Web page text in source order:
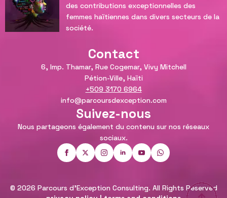
des contributions exceptionnelles des
femmes haïtiennes dans divers secteurs de la
société.
Contact
6, Imp. Thamar, Rue Cogemar, Vivy Mitchell
Pétion-Ville, Haïti
+509 3170 6964
info@parcoursdexception.com
Suivez-nous
Nous partageons également du contenu sur nos réseaux
sociaux.
© 2026 Parcours d'Exception Consulting. All Rights Reserved